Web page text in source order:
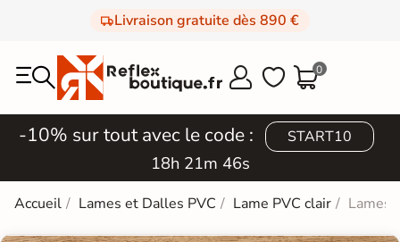
Livraison gratuite dès 890 €
  0
-10% sur tout avec le code : START10
18h 21m 45s
Accueil Lames et Dalles PVC Lame PVC clair Lames